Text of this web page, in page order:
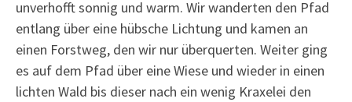
unverhofft sonnig und warm. Wir wanderten den Pfad
entlang über eine hübsche Lichtung und kamen an
einen Forstweg, den wir nur überquerten. Weiter ging
es auf dem Pfad über eine Wiese und wieder in einen
lichten Wald bis dieser nach ein wenig Kraxelei den